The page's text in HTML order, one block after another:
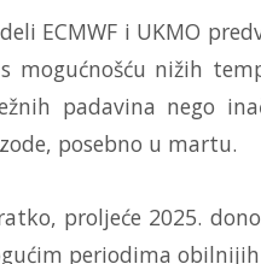
ECMWF i UKMO
mogućnošću nižih
padavina nego
posebno u martu.
proljeće 2025.
periodima